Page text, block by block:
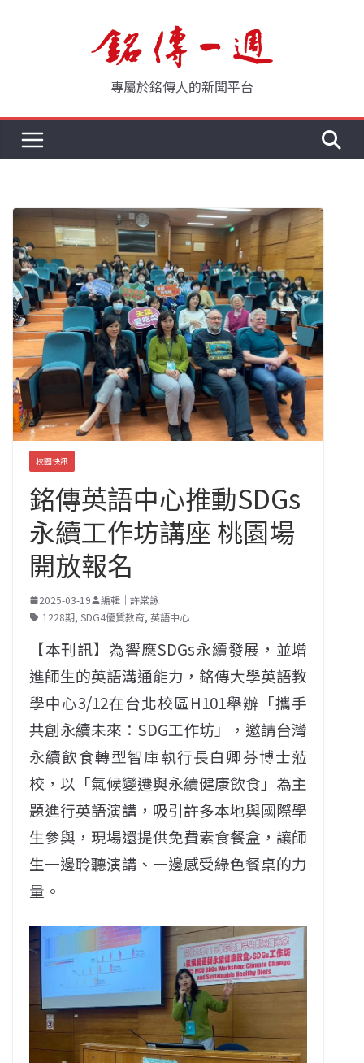
專屬於銘傳人的新聞平台
校園快訊
銘傳英語中心推動SDGs
永續工作坊講座 桃園場
開放報名
2025-03-19
編輯｜許棠詠
1228期, SDG4優質教育, 英語中心
【本刊訊】為響應SDGs永續發展，並增
進師生的英語溝通能力，銘傳大學英語教
學中心3/12在台北校區H101舉辦「攜手
共創永續未來：SDG工作坊」，邀請台灣
永續飲食轉型智庫執行長白卿芬博士蒞
校，以「氣候變遷與永續健康飲食」為主
題進行英語演講，吸引許多本地與國際學
生參與，現場還提供免費素食餐盒，讓師
生一邊聆聽演講、一邊感受綠色餐桌的力
量。